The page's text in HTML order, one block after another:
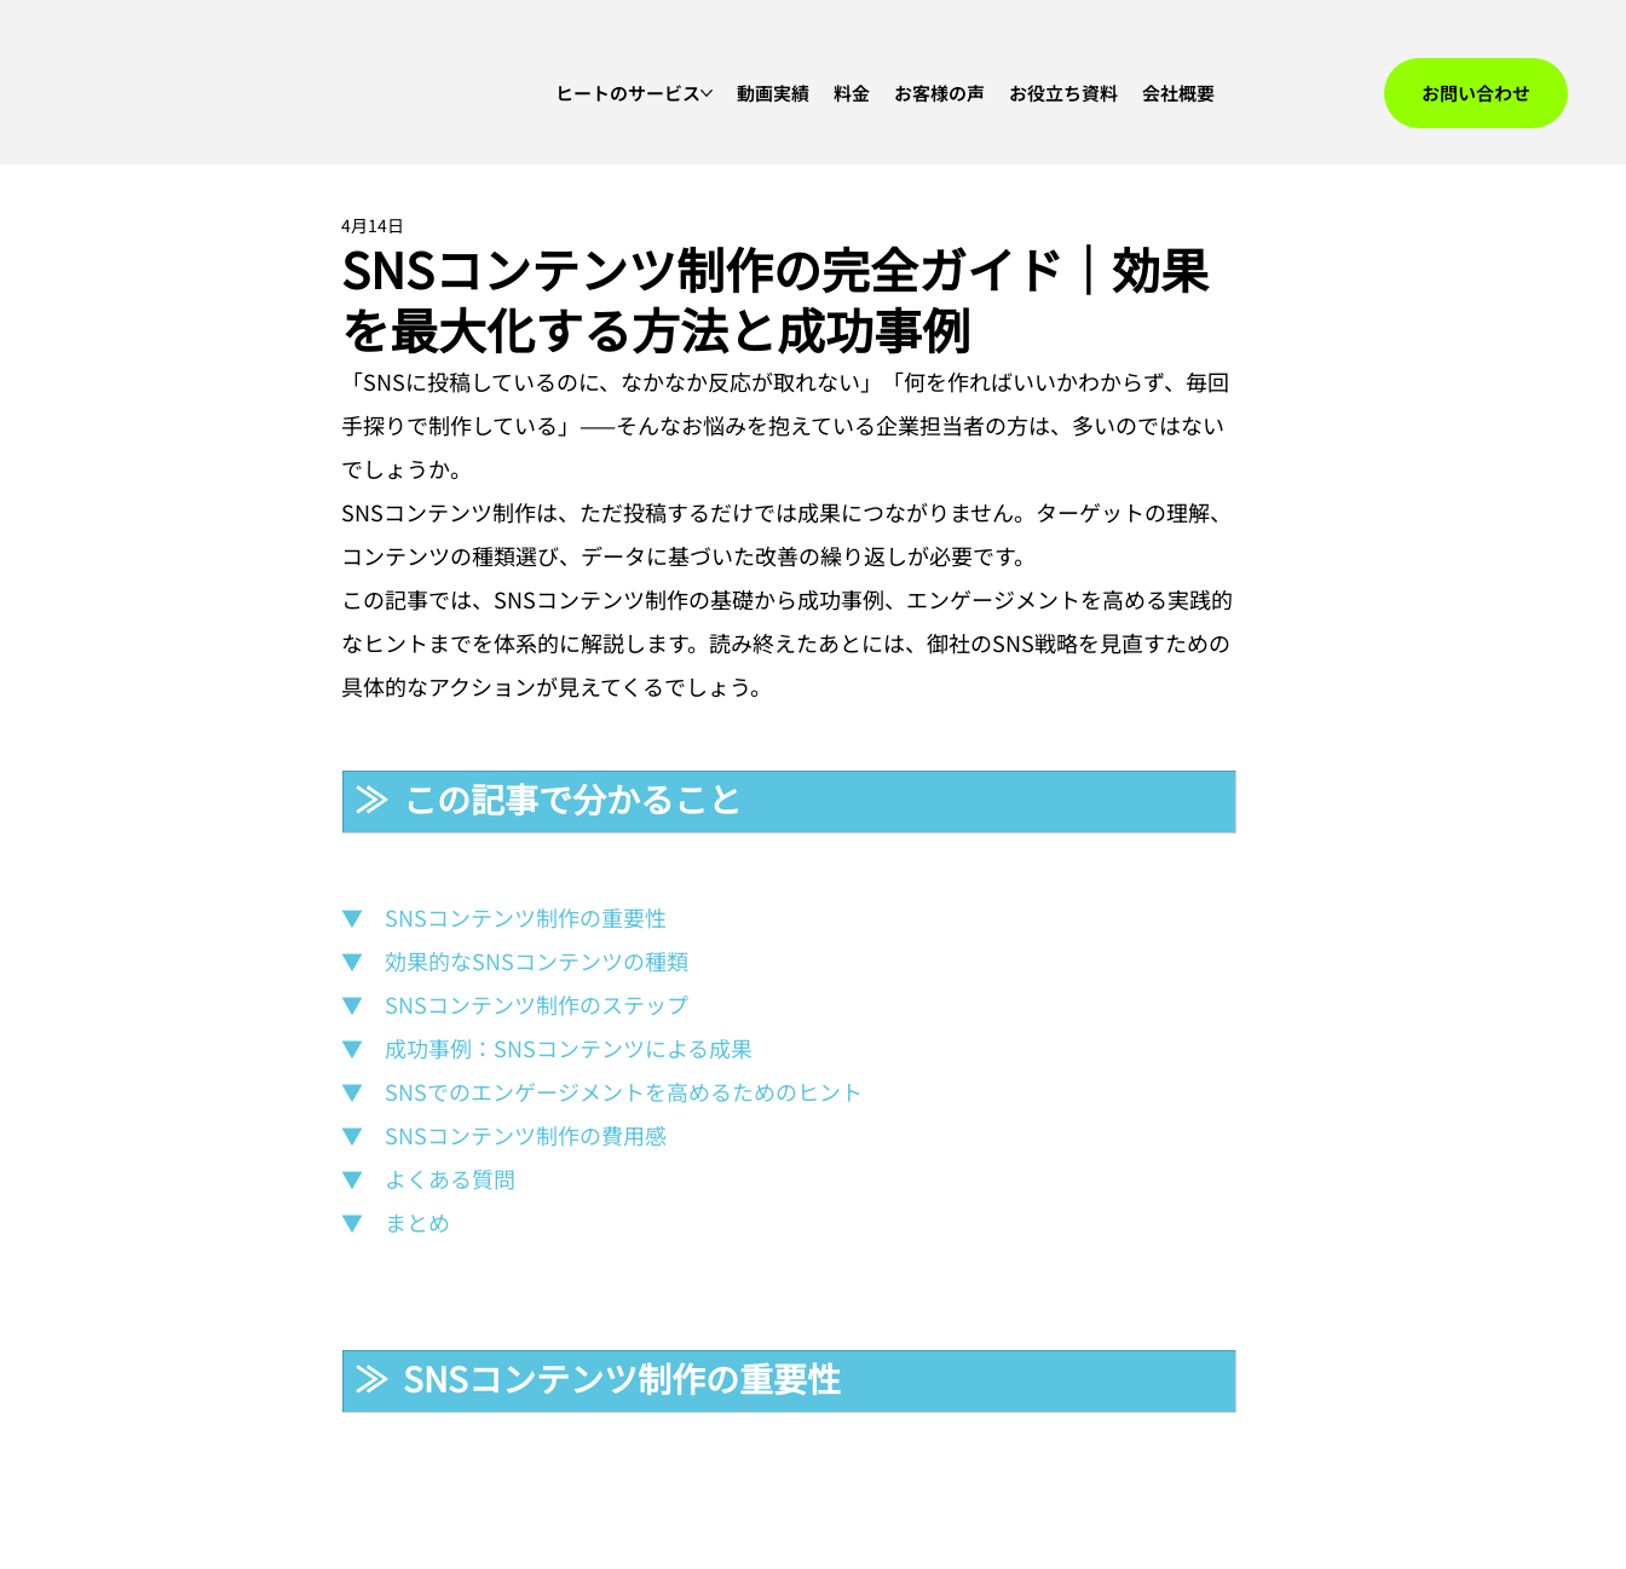
お問い合わせ
ヒートのサービス 動画実績 料金 お客様の声 お役立ち資料 会社概要
SNSコンテンツ制作の完全ガイド｜効果
を最大化する方法と成功事例
4月14日
「SNSに投稿しているのに、なかなか反応が取れない」「何を作ればいいかわからず、毎回
手探りで制作している」——そんなお悩みを抱えている企業担当者の方は、多いのではない
でしょうか。
SNSコンテンツ制作は、ただ投稿するだけでは成果につながりません。ターゲットの理解、
コンテンツの種類選び、データに基づいた改善の繰り返しが必要です。
この記事では、SNSコンテンツ制作の基礎から成功事例、エンゲージメントを高める実践的
なヒントまでを体系的に解説します。読み終えたあとには、御社のSNS戦略を見直すための
具体的なアクションが見えてくるでしょう。
≫  この記事で分かること
▼　SNSコンテンツ制作の重要性
▼　効果的なSNSコンテンツの種類
▼　SNSコンテンツ制作のステップ
▼　成功事例：SNSコンテンツによる成果
▼　SNSでのエンゲージメントを高めるためのヒント
▼　SNSコンテンツ制作の費用感
▼　よくある質問
▼　まとめ
≫  SNSコンテンツ制作の重要性